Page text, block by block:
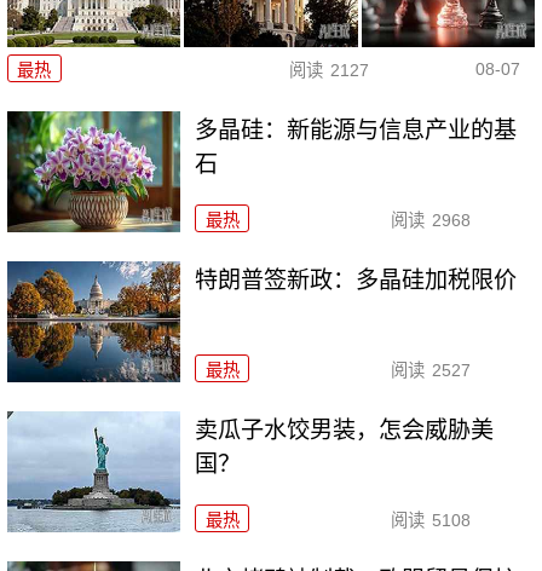
最热 阅读 2127 08-07
多晶硅：新能源与信息产业的基
石
最热 阅读 2968
特朗普签新政：多晶硅加税限价
最热 阅读 2527
卖瓜子水饺男装，怎会威胁美
国？
最热 阅读 5108